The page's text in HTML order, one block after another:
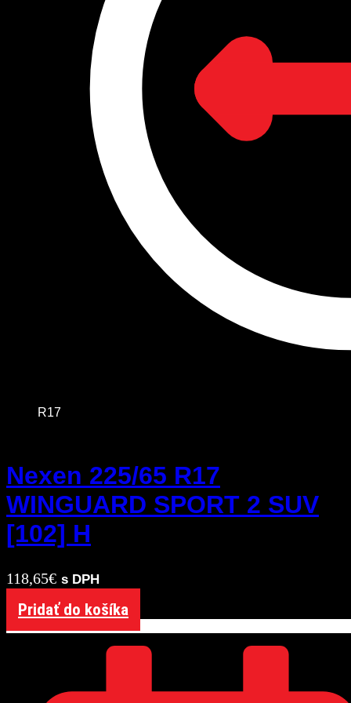
R17
Nexen 225/65 R17
WINGUARD SPORT 2 SUV
[102] H
118,65€ s DPH
Pridať do košíka